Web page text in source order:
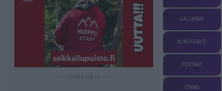
GALLERIAT
KUNTOSALIT
PORTAAT
TENNIS